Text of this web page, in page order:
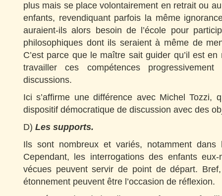
plus mais se place volontairement en retrait ou
enfants, revendiquant parfois la même
auraient-ils alors besoin de l’école pour
philosophiques dont ils seraient à même de
C’est parce que le maître sait guider qu’il est
travailler ces compétences
discussions.
Ici s’affirme une différence avec Michel Tozzi,
dispositif démocratique de discussion avec des
D) Les supports.
Ils sont nombreux et variés, notamment dans
Cependant, les interrogations des enfants
vécues peuvent servir de point de départ.
étonnement peuvent être l’occasion de réflexion.